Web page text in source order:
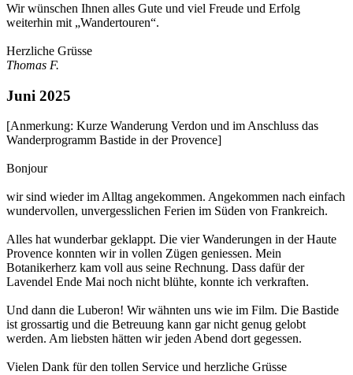
Wir wünschen Ihnen alles Gute und viel Freude und Erfolg
weiterhin mit „Wandertouren“.
Herzliche Grüsse
Thomas F.
Juni 2025
[Anmerkung: Kurze Wanderung Verdon und im Anschluss das
Wanderprogramm Bastide in der Provence]
Bonjour
wir sind wieder im Alltag angekommen. Angekommen nach einfach
wundervollen, unvergesslichen Ferien im Süden von Frankreich.
Alles hat wunderbar geklappt. Die vier Wanderungen in der Haute
Provence konnten wir in vollen Zügen geniessen. Mein
Botanikerherz kam voll aus seine Rechnung. Dass dafür der
Lavendel Ende Mai noch nicht blühte, konnte ich verkraften.
Und dann die Luberon! Wir wähnten uns wie im Film. Die Bastide
ist grossartig und die Betreuung kann gar nicht genug gelobt
werden. Am liebsten hätten wir jeden Abend dort gegessen.
Vielen Dank für den tollen Service und herzliche Grüsse